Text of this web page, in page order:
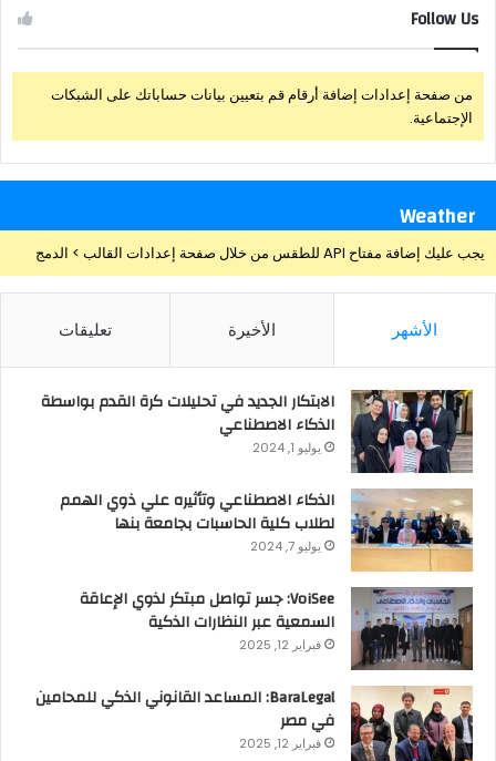
Follow Us
من صفحة إعدادات إضافة أرقام قم بتعيين بيانات حساباتك على الشبكات
الإجتماعية.
Weather
يجب عليك إضافة مفتاح API للطقس من خلال صفحة إعدادات القالب > الدمج
الأشهر الأخيرة تعليقات
الابتكار الجديد في تحليلات كرة القدم بواسطة
الذكاء الاصطناعي
يوليو 1, 2024
الذكاء الاصطناعي وتأثيره علي ذوي الهمم
لطلاب كلية الحاسبات بجامعة بنها
يوليو 7, 2024
VoiSee: جسر تواصل مبتكر لذوي الإعاقة
السمعية عبر النظارات الذكية
فبراير 12, 2025
BaraLegal: المساعد القانوني الذكي للمحامين
في مصر
فبراير 12, 2025